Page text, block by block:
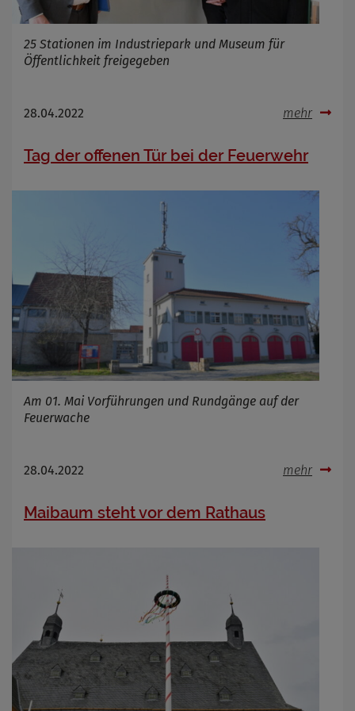
25 Stationen im Industriepark und Museum für
Öffentlichkeit freigegeben
28.04.2022 mehr
Tag der offenen Tür bei der Feuerwehr
Am 01. Mai Vorführungen und Rundgänge auf der
Feuerwache
28.04.2022 mehr
Maibaum steht vor dem Rathaus